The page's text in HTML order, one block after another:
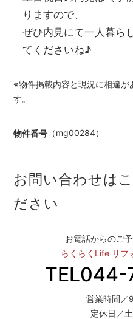
りますので、
ぜひ内見にて一人暮ら
てくださいね♪
※物件掲載内容と現況に相違が
す。
物件番号 （mg00284）
お問い合わせは
ださい
お電話からのご
らくらくLife リフ
営業時間
定休日／